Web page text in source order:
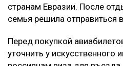
странам Евразии. После
семья решила
Перед покупкой
уточнить у искусственного